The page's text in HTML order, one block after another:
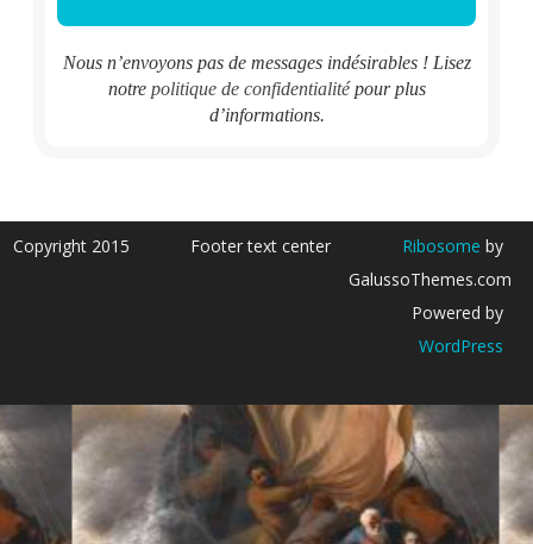
Nous n’envoyons pas de messages indésirables ! Lisez
notre politique de confidentialitépour plus
d’informations.
Copyright 2015 Footer text center Ribosome by
GalussoThemes.com
Powered by
WordPress